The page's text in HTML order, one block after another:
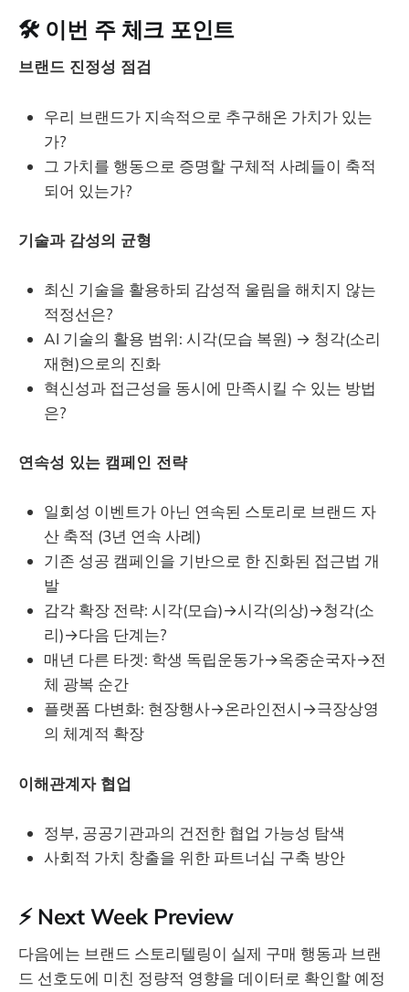
🛠️ 이번 주 체크 포인트
브랜드 진정성 점검
우리 브랜드가 지속적으로 추구해온 가치가 있는
가?
그 가치를 행동으로 증명할 구체적 사례들이 축적
되어 있는가?
기술과 감성의 균형
최신 기술을 활용하되 감성적 울림을 해치지 않는
적정선은?
AI 기술의 활용 범위: 시각(모습 복원) → 청각(소리
재현)으로의 진화
혁신성과 접근성을 동시에 만족시킬 수 있는 방법
은?
연속성 있는 캠페인 전략
일회성 이벤트가 아닌 연속된 스토리로 브랜드 자
산 축적 (3년 연속 사례)
기존 성공 캠페인을 기반으로 한 진화된 접근법 개
발
감각 확장 전략: 시각(모습)→시각(의상)→청각(소
리)→다음 단계는?
매년 다른 타겟: 학생 독립운동가→옥중순국자→전
체 광복 순간
플랫폼 다변화: 현장행사→온라인전시→극장상영
의 체계적 확장
이해관계자 협업
정부, 공공기관과의 건전한 협업 가능성 탐색
사회적 가치 창출을 위한 파트너십 구축 방안
⚡ Next Week Preview
다음에는 브랜드 스토리텔링이 실제 구매 행동과 브랜
드 선호도에 미친 정량적 영향을 데이터로 확인할 예정